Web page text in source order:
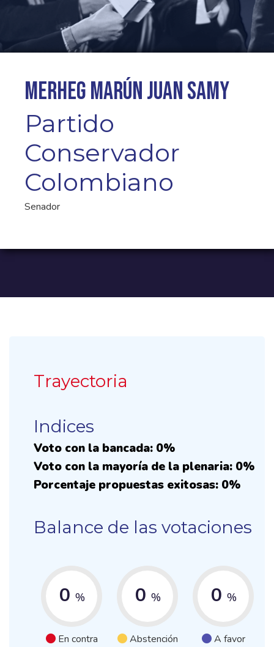
Merheg Marún Juan Samy
Partido
Conservador
Colombiano
Senador
Trayectoria
Indices
Voto con la bancada: 0%
Voto con la mayoría de la plenaria: 0%
Porcentaje propuestas exitosas: 0%
Balance de las votaciones
0 %
En contra
0 %
Abstención
0 %
A favor